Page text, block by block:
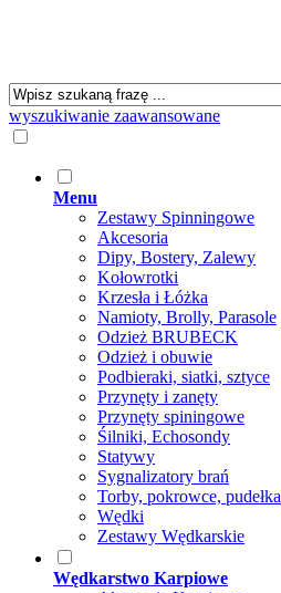
wyszukiwanie zaawansowane
Menu
Zestawy Spinningowe
Akcesoria
Dipy, Bostery, Zalewy
Kołowrotki
Krzesła i Łóżka
Namioty, Brolly, Parasole
Odzież BRUBECK
Odzież i obuwie
Podbieraki, siatki, sztyce
Przynęty i zanęty
Przynęty spiningowe
Śilniki, Echosondy
Statywy
Sygnalizatory brań
Torby, pokrowce, pudełka
Wędki
Zestawy Wędkarskie
Wędkarstwo Karpiowe